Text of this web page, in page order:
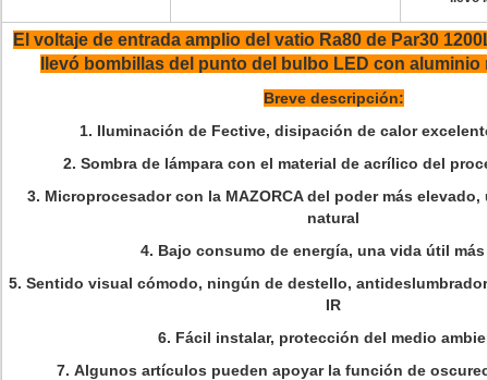
El voltaje de entrada amplio del vatio Ra80 de Par30
llevó bombillas del punto del bulbo LED con aluminio
Breve descripción:
1. Iluminación de Fective, disipación de calor
2. Sombra de lámpara con el material de acrílico del
3. Microprocesador con la MAZORCA del poder más
natural
4. Bajo consumo de energía, una vida útil más
5. Sentido visual cómodo, ningún de destello,
IR
6. Fácil instalar, protección del medio
7. Algunos artículos pueden apoyar la función de